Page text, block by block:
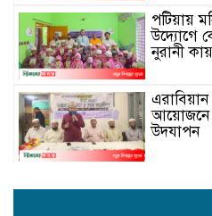
পটিয়ায়
উদ্যোগে
নুরানী
এরাবিয়ান
আয়োজনে
উদযাপন